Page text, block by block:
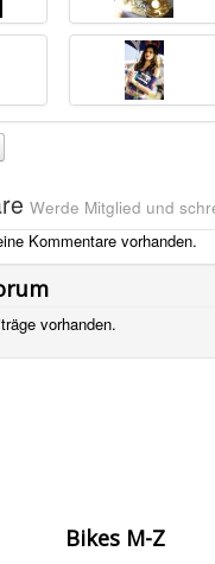
Werde Mitglied und
Kommentare vorhanden.
vorhanden.
Bikes M-Z